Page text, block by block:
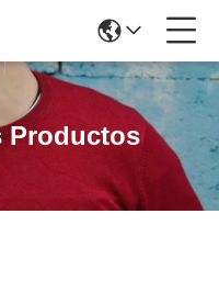
Productos